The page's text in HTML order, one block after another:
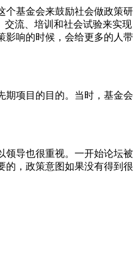
个基金会来鼓励社会做政策研
交流、培训和社会试验来实现
影响的时候，会给更多的人带
期项目的目的。当时，基金会
领导也很重视。一开始论坛被
的，政策意图如果没有得到很